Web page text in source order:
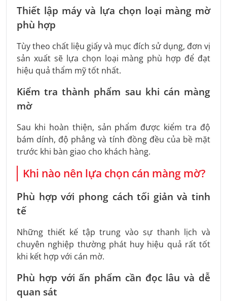
Thiết lập máy và lựa chọn loại màng mờ
phù hợp
Tùy theo chất liệu giấy và mục đích sử dụng, đơn vị
sản xuất sẽ lựa chọn loại màng phù hợp để đạt
hiệu quả thẩm mỹ tốt nhất.
Kiểm tra thành phẩm sau khi cán màng
mờ
Sau khi hoàn thiện, sản phẩm được kiểm tra độ
bám dính, độ phẳng và tính đồng đều của bề mặt
trước khi bàn giao cho khách hàng.
Khi nào nên lựa chọn cán màng mờ?
Phù hợp với phong cách tối giản và tinh
tế
Những thiết kế tập trung vào sự thanh lịch và
chuyên nghiệp thường phát huy hiệu quả rất tốt
khi kết hợp với cán mờ.
Phù hợp với ấn phẩm cần đọc lâu và dễ
quan sát